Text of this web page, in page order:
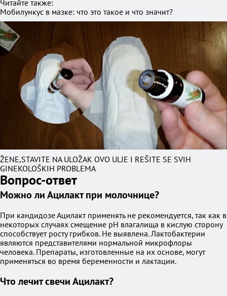
Читайте также:
Мобилункус в мазке: что это такое и что значит?
ŽENE,STAVITE NA ULOŽAK OVO ULJE I REŠITE SE SVIH
GINEKOLOŠKIH PROBLEMA
Вопрос-ответ
Можно ли Ацилакт при молочнице?
При кандидозе Ацилакт применять не рекомендуется, так как в
некоторых случаях смещение рН влагалища в кислую сторону
способствует росту грибков. Не выявлена. Лактобактерии
являются представителями нормальной микрофлоры
человека. Препараты, изготовленные на их основе, могут
применяться во время беременности и лактации.
Что лечит свечи Ацилакт?